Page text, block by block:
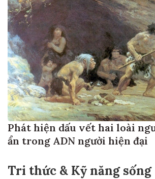
Phát hiện dấu vết hai loài
ẩn trong ADN người hiện đại
Tri thức & Kỹ năng sống